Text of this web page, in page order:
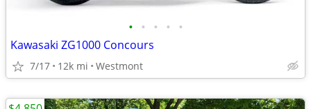
• • • • •
Kawasaki ZG1000 Concours
7/17 12k mi Westmont